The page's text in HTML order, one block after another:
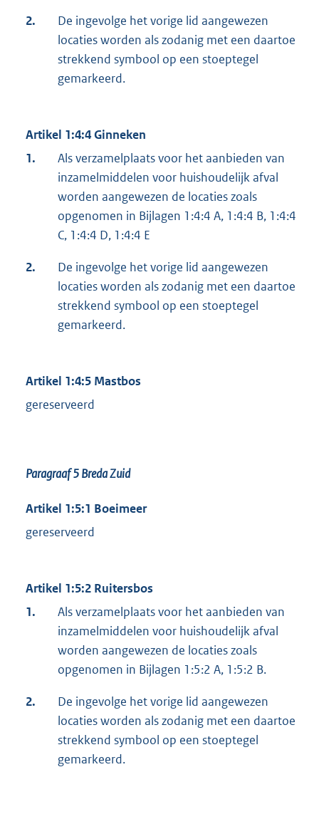
2.
De ingevolge het vorige lid aangewezen
locaties worden als zodanig met een daartoe
strekkend symbool op een stoeptegel
gemarkeerd.
Artikel 1:4:4 Ginneken
1.
Als verzamelplaats voor het aanbieden van
inzamelmiddelen voor huishoudelijk afval
worden aangewezen de locaties zoals
opgenomen in Bijlagen 1:4:4 A, 1:4:4 B, 1:4:4
C, 1:4:4 D, 1:4:4 E
2.
De ingevolge het vorige lid aangewezen
locaties worden als zodanig met een daartoe
strekkend symbool op een stoeptegel
gemarkeerd.
Artikel 1:4:5 Mastbos
gereserveerd
Paragraaf 5Breda Zuid
Artikel 1:5:1 Boeimeer
gereserveerd
Artikel 1:5:2 Ruitersbos
1.
Als verzamelplaats voor het aanbieden van
inzamelmiddelen voor huishoudelijk afval
worden aangewezen de locaties zoals
opgenomen in Bijlagen 1:5:2 A, 1:5:2 B.
2.
De ingevolge het vorige lid aangewezen
locaties worden als zodanig met een daartoe
strekkend symbool op een stoeptegel
gemarkeerd.